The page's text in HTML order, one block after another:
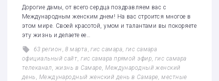
Дорогие дамы, от всего сердца поздравляем вас с
Международным женским днем! На вас строится многое в
этом мире. Своей красотой, умом и талантами вы покоряете
эту жизнь и делаете ее…
63 регион ,8 марта ,гис самара, гис самара
официальный сайт ,гис самара прямой эфир гис самара
телеканал
жизнь в Самаре ,Международный женский
день Международный женский день в Самаре ,местные